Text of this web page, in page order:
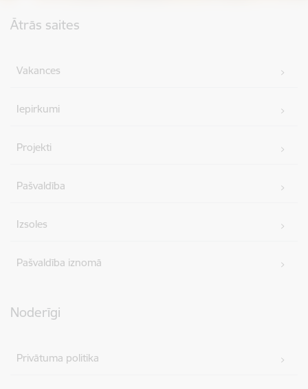
Ātrās saites
Vakances
Iepirkumi
Projekti
Pašvaldība
Izsoles
Pašvaldība iznomā
Noderīgi
Privātuma politika